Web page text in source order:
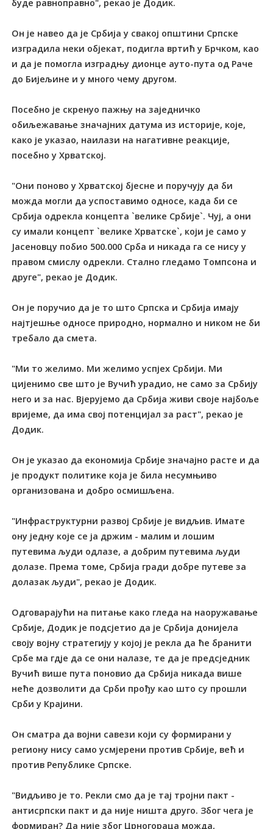
буде равноправно", рекао је Додик.
Он је навео да је Србија у свакој општини Српске
изградила неки објекат, подигла вртић у Брчком, као
и да је помогла изградњу дионце ауто-пута од Раче
до Бијељине и у много чему другом.
Посебно је скренуо пажњу на заједничко
обиљежавање значајних датума из историје, које,
како је указао, наилази на нагативне реакције,
посебно у Хрватској.
"Они поново у Хрватској бјесне и поручују да би
можда могли да успоставимо односе, када би се
Србија одрекла концепта `велике Србије`. Чуј, а они
су имали концепт `велике Хрватске`, који је само у
Јасеновцу побио 500.000 Срба и никада га се нису у
правом смислу одрекли. Стално гледамо Томпсона и
друге", рекао је Додик.
Он је поручио да је то што Српска и Србија имају
најтјешње односе природно, нормално и ником не би
требало да смета.
"Ми то желимо. Ми желимо успјех Србији. Ми
цијенимо све што је Вучић урадио, не само за Србију
него и за нас. Вјерујемо да Србија живи своје најбоље
вријеме, да има свој потенцијал за раст", рекао је
Додик.
Он је указао да економија Србије значајно расте и да
је продукт политике која је била несумњиво
организована и добро осмишљена.
"Инфраструктурни развој Србије је видљив. Имате
ону једну које се ја држим - малим и лошим
путевима људи одлазе, а добрим путевима људи
долазе. Према томе, Србија гради добре путеве за
долазак људи", рекао је Додик.
Одговарајући на питање како гледа на наоружавање
Србије, Додик је подсјетио да је Србија донијела
своју војну стратегију у којој је рекла да ће бранити
Србе ма гдје да се они налазе, те да је предсједник
Вучић више пута поновио да Србија никада више
неће дозволити да Срби прођу као што су прошли
Срби у Крајини.
Он сматра да војни савези који су формирани у
региону нису само усмјерени против Србије, већ и
против Републике Српске.
"Видљиво је то. Рекли смо да је тај тројни пакт -
антисрпски пакт и да није ништа друго. Због чега је
формиран? Да није због Црногораца можда,